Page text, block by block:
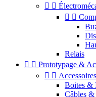
 
 
Relais
  Prototypage &
 
Boites &
Câbles